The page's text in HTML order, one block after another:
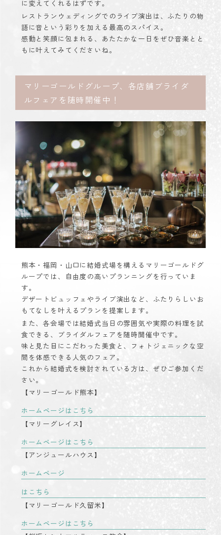
に変えてくれるはずです。
レストランウェディングでのライブ演出は、ふたりの物
語に音という彩りを加える最高のスパイス。
感動と笑顔に包まれる、あたたかな一日をぜひ音楽とと
もに叶えてみてくださいね。
マリーゴールドグループ、各店舗ブライダ
ルフェアを随時開催中！
熊本・福岡・山口に結婚式場を構えるマリーゴールドグ
ループでは、自由度の高いプランニングを行っていま
す。
デザートビュッフェやライブ演出など、ふたりらしいお
もてなしを叶えるプランを提案します。
また、各会場では結婚式当日の雰囲気や実際の料理を試
食できる、ブライダルフェアを随時開催中です。
味と見た目にこだわった美食と、フォトジェニックな空
間を体感できる人気のフェア。
これから結婚式を検討されている方は、ぜひご参加くだ
さい。
【マリーゴールド熊本】
ホームページはこちら
【マリーグレイス】
ホームページはこちら
【アンジュールハウス】
ホームページ
はこちら
【マリーゴールド久留米】
ホームページはこちら